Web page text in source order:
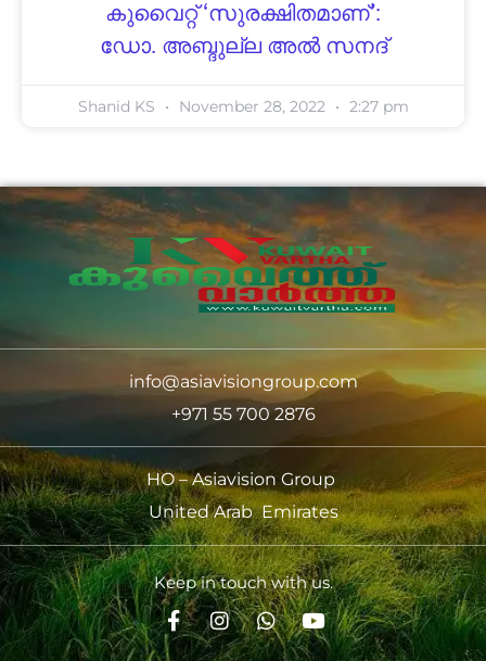
കുവൈറ്റ് ‘സുരക്ഷിതമാണ്’:
ഡോ. അബ്ദുല്ല അൽ സനദ്
Shanid KS November 28, 2022 2:27 pm
info@asiavisiongroup.com
+971 55 700 2876
HO – Asiavision Group
United Arab Emirates
Keep in touch with us.